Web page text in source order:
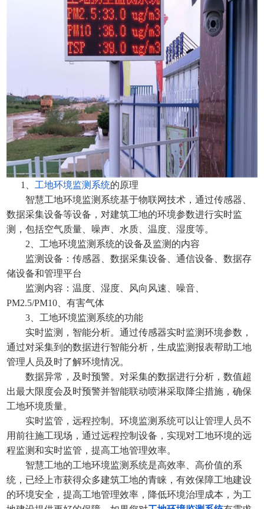
1、 工地环境监测系统的原理
智慧工地环境监测系统基于物联网技术，通过传感器、
数据采集设备等设备，对建筑工地的环境参数进行实时监
测，包括空气质量、噪声、水质、温度、湿度等。
2、 工地环境监测系统的设备及监测的内容
监测设备：传感器、数据采集设备、通信设备、数据存
储设备和管理平台
监测内容：温度、湿度、风向风速、噪音、
PM2.5/PM10、有害气体
3、 工地环境监测系统的功能
实时监测，智能分析。通过传感器实时监测环境参数，
通过对采集到的数据进行智能分析，生成监测报表帮助工地
管理人员及时了解环境情况。
数据异常，及时预警。对采集的数据进行分析，数值超
出最大限度会及时预警并智能联动喷淋采取降尘措施，确保
工地环境质量。
实时监管，远程控制。环境监测系统可以让管理人员不
用前往施工现场，通过远程控制设备，实现对工地环境的远
程监测和实时监管，提高工地管理效率。
智慧工地的工地环境监测系统是高效率、高价值的系
统，已经上市获得众多建筑工地的青睐，有效保障工地建设
的环境安全，提高工地管理效率，降低环境治理成本，为工